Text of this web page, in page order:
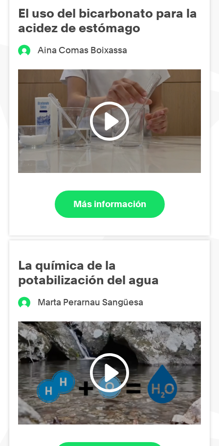
El uso del bicarbonato para la
acidez de estómago
Aina Comas Boixassa
Más información
La química de la
potabilización del agua
Marta Perarnau Sangüesa